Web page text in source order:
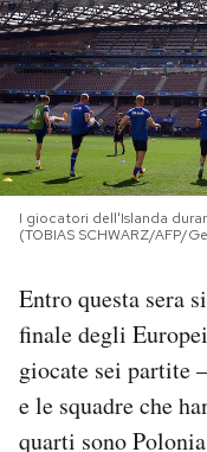
PODCAST
NEWSLETTER
SHOP
CALENDARIO
I giocatori dell'Islanda
(TOBIAS SCHWARZ/AFP/
Entro questa sera
finale degli
giocate sei partite
e le squadre che
quarti sono